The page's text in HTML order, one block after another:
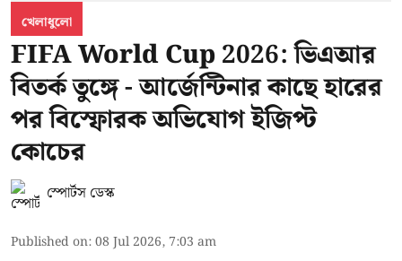
খেলাধুলো
FIFA World Cup 2026: ভিএআর
বিতর্ক তুঙ্গে - আর্জেন্টিনার কাছে হারের
পর বিস্ফোরক অভিযোগ ইজিপ্ট
কোচের
স্পোর্টস ডেস্ক
Published on:08 Jul 2026, 7:03 am